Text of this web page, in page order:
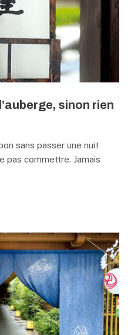
sinon rien
sans passer une nuit
pas commettre. Jamais